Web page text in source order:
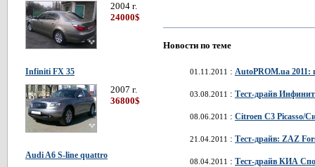
2004 г.
24000$
Infiniti FX 35
2007 г.
36800$
Audi A6 S-line quattro
Новости по теме
01.11.2011 : AutoPROM.ua 2011:
03.08.2011 : Тест-драйв
08.06.2011 : Citroen C3 Picasso/
21.04.2011 : Тест-драйв: ZAZ
08.04.2011 : Тест-драйв КИА